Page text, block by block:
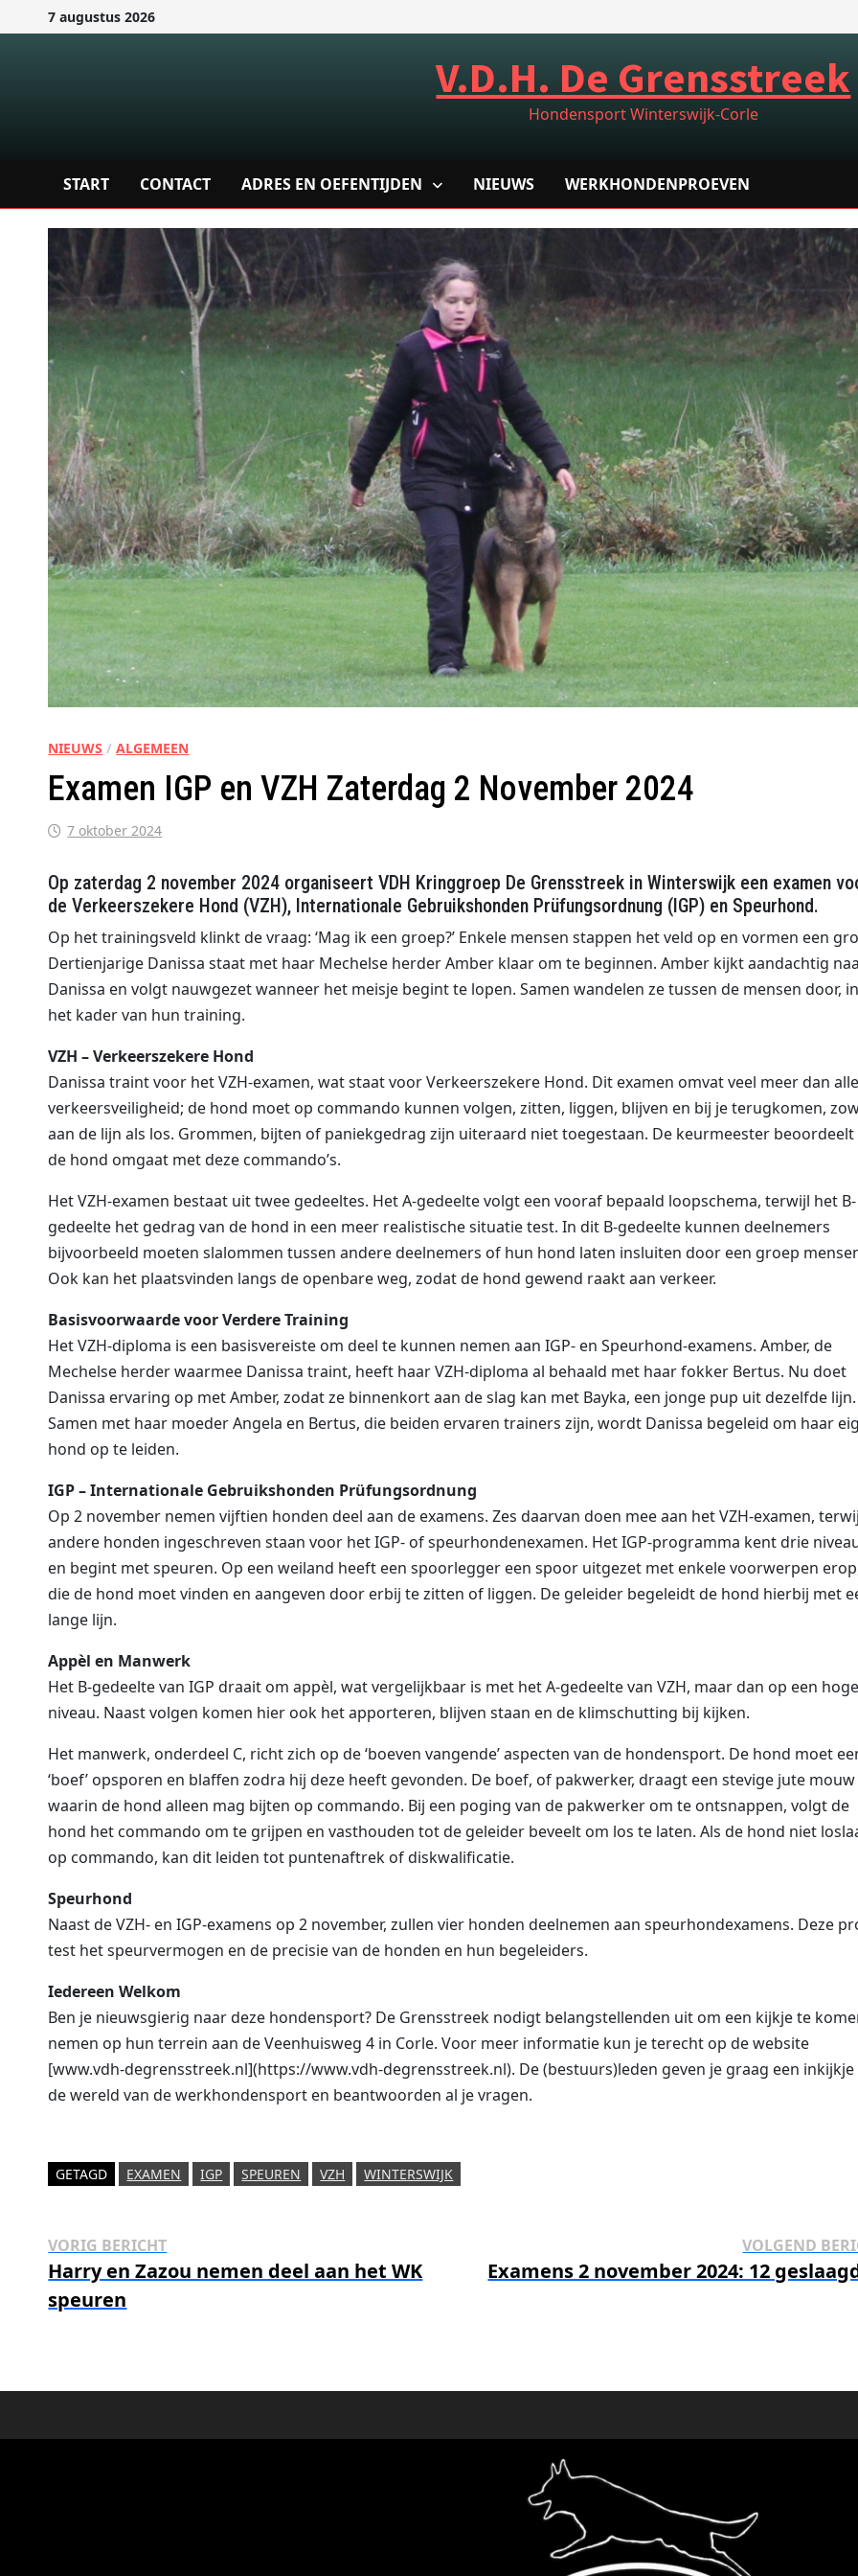
naar
7 augustus 2026
V.D.H. De Grensstreek
Hondensport Winterswijk-Corle
START CONTACT ADRES EN OEFENTIJDEN NIEUWS WERKHONDENPROEVEN
NIEUWS /ALGEMEEN
Examen IGP en VZH Zaterdag 2 November 2024
7 oktober 2024
Op zaterdag 2 november 2024 organiseert VDH Kringgroep De Grensstreek in Winterswijk een examen
de Verkeerszekere Hond (VZH), Internationale Gebruikshonden Prüfungsordnung (IGP) en Speurhond.
Op het trainingsveld klinkt de vraag: ‘Mag ik een groep?’ Enkele mensen stappen het veld op en vormen een
Dertienjarige Danissa staat met haar Mechelse herder Amber klaar om te beginnen. Amber kijkt aandachtig
Danissa en volgt nauwgezet wanneer het meisje begint te lopen. Samen wandelen ze tussen de mensen door, in
het kader van hun training.
VZH – Verkeerszekere Hond
Danissa traint voor het VZH-examen, wat staat voor Verkeerszekere Hond. Dit examen omvat veel meer dan
verkeersveiligheid; de hond moet op commando kunnen volgen, zitten, liggen, blijven en bij je terugkomen,
aan de lijn als los. Grommen, bijten of paniekgedrag zijn uiteraard niet toegestaan. De keurmeester beoordeelt
de hond omgaat met deze commando’s.
Het VZH-examen bestaat uit twee gedeeltes. Het A-gedeelte volgt een vooraf bepaald loopschema, terwijl het B-
gedeelte het gedrag van de hond in een meer realistische situatie test. In dit B-gedeelte kunnen deelnemers
bijvoorbeeld moeten slalommen tussen andere deelnemers of hun hond laten insluiten door een groep
Ook kan het plaatsvinden langs de openbare weg, zodat de hond gewend raakt aan verkeer.
Basisvoorwaarde voor Verdere Training
Het VZH-diploma is een basisvereiste om deel te kunnen nemen aan IGP- en Speurhond-examens. Amber, de
Mechelse herder waarmee Danissa traint, heeft haar VZH-diploma al behaald met haar fokker Bertus. Nu doet
Danissa ervaring op met Amber, zodat ze binnenkort aan de slag kan met Bayka, een jonge pup uit dezelfde lijn.
Samen met haar moeder Angela en Bertus, die beiden ervaren trainers zijn, wordt Danissa begeleid om haar
hond op te leiden.
IGP – Internationale Gebruikshonden Prüfungsordnung
Op 2 november nemen vijftien honden deel aan de examens. Zes daarvan doen mee aan het VZH-examen,
andere honden ingeschreven staan voor het IGP- of speurhondenexamen. Het IGP-programma kent drie
en begint met speuren. Op een weiland heeft een spoorlegger een spoor uitgezet met enkele voorwerpen
die de hond moet vinden en aangeven door erbij te zitten of liggen. De geleider begeleidt de hond hierbij met
lange lijn.
Appèl en Manwerk
Het B-gedeelte van IGP draait om appèl, wat vergelijkbaar is met het A-gedeelte van VZH, maar dan op een
niveau. Naast volgen komen hier ook het apporteren, blijven staan en de klimschutting bij kijken.
Het manwerk, onderdeel C, richt zich op de ‘boeven vangende’ aspecten van de hondensport. De hond moet
‘boef’ opsporen en blaffen zodra hij deze heeft gevonden. De boef, of pakwerker, draagt een stevige jute mouw
waarin de hond alleen mag bijten op commando. Bij een poging van de pakwerker om te ontsnappen, volgt de
hond het commando om te grijpen en vasthouden tot de geleider beveelt om los te laten. Als de hond niet
op commando, kan dit leiden tot puntenaftrek of diskwalificatie.
Speurhond
Naast de VZH- en IGP-examens op 2 november, zullen vier honden deelnemen aan speurhondexamens. Deze
test het speurvermogen en de precisie van de honden en hun begeleiders.
Iedereen Welkom
Ben je nieuwsgierig naar deze hondensport? De Grensstreek nodigt belangstellenden uit om een kijkje te
nemen op hun terrein aan de Veenhuisweg 4 in Corle. Voor meer informatie kun je terecht op de website
[www.vdh-degrensstreek.nl](https://www.vdh-degrensstreek.nl). De (bestuurs)leden geven je graag een inkijkje
de wereld van de werkhondensport en beantwoorden al je vragen.
GETAGD EXAMEN IGP SPEUREN VZH WINTERSWIJK
Bericht
navigatie
VORIG BERICHTVorig
bericht:
Harry en Zazou nemen deel aan het WK
speuren
VOLGEND
Examens 2 november 2024: 12